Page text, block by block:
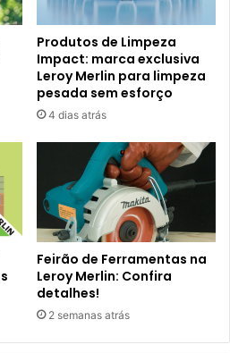
Produtos de Limpeza
Impact: marca exclusiva
Leroy Merlin para limpeza
pesada sem esforço
4 dias atrás
Feirão de Ferramentas na
Leroy Merlin: Confira
detalhes!
2 semanas atrás